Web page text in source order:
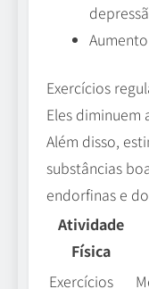
Exercícios
Eles diminuem
Além disso,
substâncias
endorfinas e
Atividade
Física
Exercícios